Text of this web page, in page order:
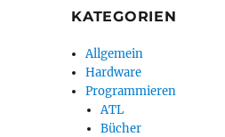
KATEGORIEN
Allgemein
Hardware
Programmieren
ATL
Bücher